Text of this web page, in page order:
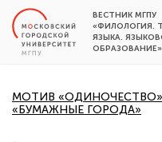
ВЕСТНИК МГПУ
«ФИЛОЛОГИЯ.
ЯЗЫКА.
ОБРАЗОВАНИЕ»
МОТИВ
«БУМАЖНЫЕ ГОРОДА»